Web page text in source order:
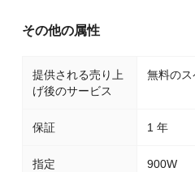
その他の属性
提供される売り上
げ後のサービス
無料の
保証 1 年
指定 900W